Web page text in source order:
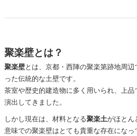
聚楽壁とは？
聚楽壁とは、京都・西陣の聚楽第跡地周
った伝統的な土壁です。
茶室や歴史的建造物に多く用いられ、上
演出してきました。
しかし現在は、材料となる聚楽土がほとん
意味での聚楽壁はとても貴重な存在になっ